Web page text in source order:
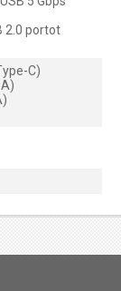
2.0 portot
C)